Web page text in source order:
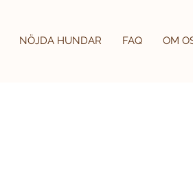
NÖJDA HUNDAR FAQ OM